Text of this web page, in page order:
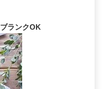
ランクOK